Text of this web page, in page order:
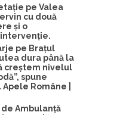
pe Valea
cu două
și o
pe Brațul
dura până la
creștem nivelul
spune
Române |
de Ambulanță